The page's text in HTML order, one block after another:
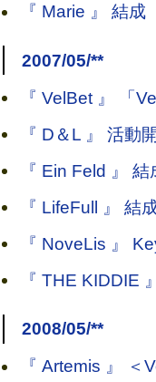
『 Marie 』 結成
2007/05/**
『 VelBet 』 「
『 D＆L 』 活動
『 Ein Feld 』 結
『 LifeFull 』 結
『 NoveLis 』
『 THE KIDDIE
2008/05/**
『 Artemis 』